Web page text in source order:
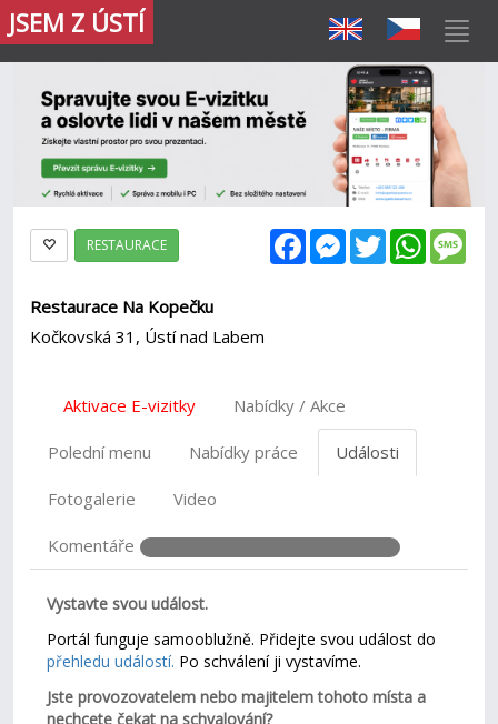
JSEM Z ÚSTÍ
FacebookMessenger
Twitter
RESTAURACE
Restaurace Na Kopečku
Kočkovská 31, Ústí nad Labem
Aktivace E-vizitky Nabídky / Akce
Polední menu Nabídky práce Události
Fotogalerie Video
Komentáře
Vystavte svou událost.
Portál funguje samooblužně. Přidejte svou událost do
přehledu událostí. Po schválení ji vystavíme.
Jste provozovatelem nebo majitelem tohoto místa a
nechcete čekat na schvalování?